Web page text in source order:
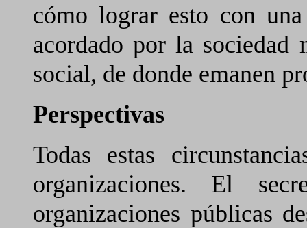
cómo lograr esto con
acordado por la sociedad
social, de donde emanen
Perspectivas
Todas estas
organizaciones. El
organizaciones públicas